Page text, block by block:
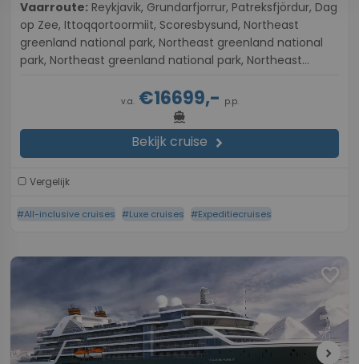
Vaarroute:
op Zee, Ittoqqortoormiit, Scoresbysund, Northeast
greenland national park, Northeast greenland national
park, Northeast greenland national park, Northeast
Exploring The Outer Islands of Heimaey, Reykjavik
v.a.€16699,- p.p.
directions_boat
Bekijk cruise chevron_right
Vergelijk
#All-inclusive cruises #Luxe cruises #Expeditiecruises
favorite
chevron_right